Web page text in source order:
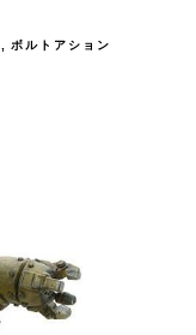
ボルトアション